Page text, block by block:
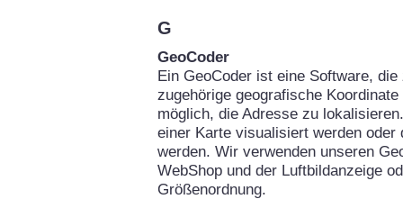
G
GeoCoder
Ein GeoCoder ist eine Software,
zugehörige geografische
möglich, die Adresse zu
einer Karte visualisiert werden
werden. Wir verwenden unseren
WebShop und der Luftbildanzeige
Größenordnung.